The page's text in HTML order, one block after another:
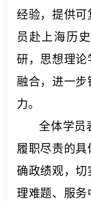
经验，提供可
员赴上海历
研，思想理论
融合，进一
力。
全体学员
履职尽责的具
确政绩观，切
理难题、服务